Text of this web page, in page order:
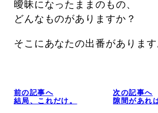
曖昧になったままのもの、
どんなものがありますか？
そこにあなたの出番があります
前の記事へ
結局、これだけ。
次の記事へ
隙間があれ